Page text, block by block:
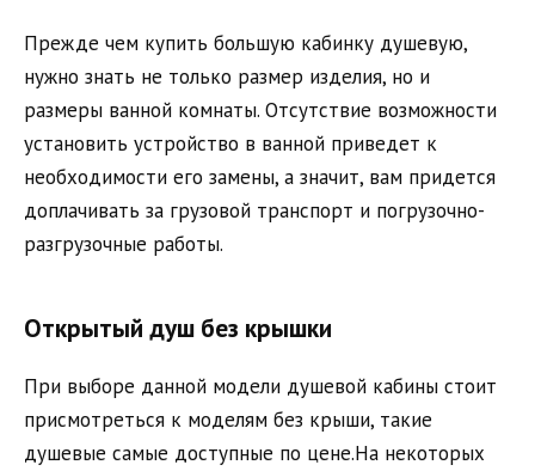
Прежде чем купить большую кабинку душевую,
нужно знать не только размер изделия, но и
размеры ванной комнаты. Отсутствие возможности
установить устройство в ванной приведет к
необходимости его замены, а значит, вам придется
доплачивать за грузовой транспорт и погрузочно-
разгрузочные работы.
Открытый душ без крышки
При выборе данной модели душевой кабины стоит
присмотреться к моделям без крыши, такие
душевые самые доступные по цене.На некоторых